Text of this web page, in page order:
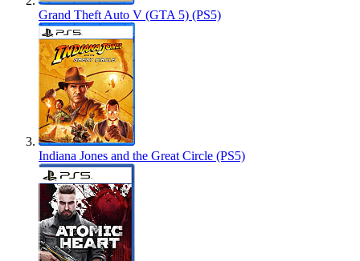
Grand Theft Auto V (GTA 5) (PS5)
Indiana Jones and the Great Circle (PS5)